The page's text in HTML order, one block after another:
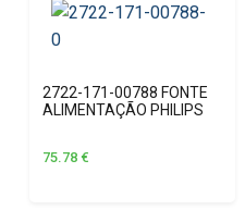
2722-171-00788 FONTE
ALIMENTAÇÃO PHILIPS
75.78 €